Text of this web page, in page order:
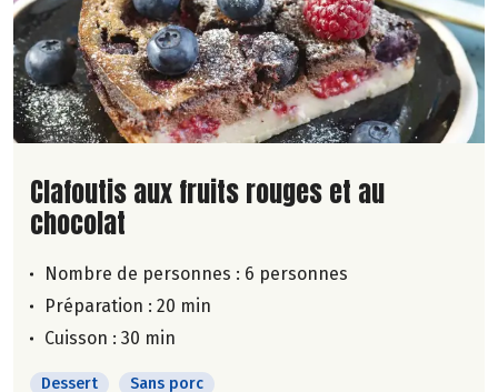
Lire la suite de la recette
Clafoutis aux fruits rouges et au
chocolat
Nombre de personnes : 6 personnes
Préparation : 20 min
Cuisson : 30 min
Dessert Sans porc